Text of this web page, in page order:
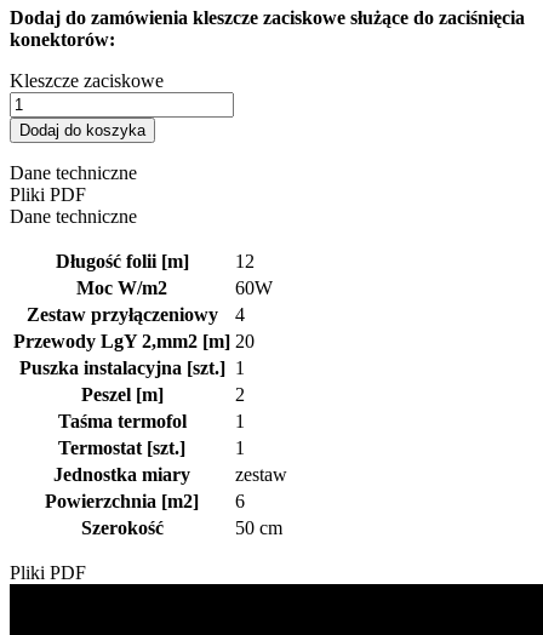
Dodaj do zamówienia kleszcze zaciskowe służące do zaciśnięcia
konektorów:
Kleszcze zaciskowe
Dodaj do koszyka
Dane techniczne
Pliki PDF
Dane techniczne
Długość folii [m]
12
Moc W/m2
60W
Zestaw przyłączeniowy
4
Przewody LgY 2,mm2 [m] 20
Puszka instalacyjna [szt.] 1
Peszel [m]
2
Taśma termofol
1
Termostat [szt.]
1
Jednostka miary
zestaw
Powierzchnia [m2]
6
Szerokość
50 cm
Pliki PDF